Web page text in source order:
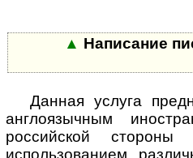
▲ Написание
Данная услуга
англоязычным
российской
использованием